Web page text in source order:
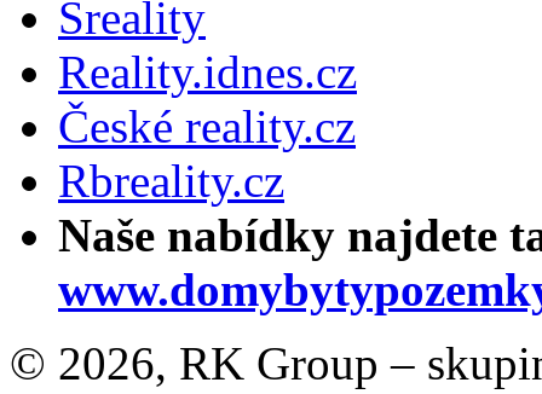
Sreality
Reality.idnes.cz
České reality.cz
Rbreality.cz
Naše nabídky najdete
© 2026, RK Group –